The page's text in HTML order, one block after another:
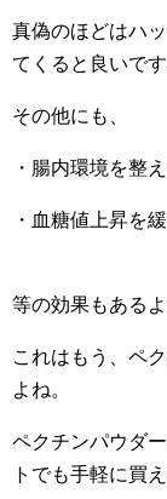
真偽のほどはハ
てくると良いです
その他にも、
・腸内環境を整
・血糖値上昇を
等の効果もあるよ
これはもう、ペ
よね。
ペクチンパウダ
トでも手軽に買